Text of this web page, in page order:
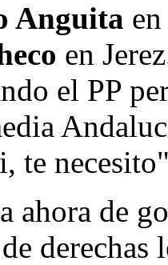
Anguita
en
el PP
te
ahora de